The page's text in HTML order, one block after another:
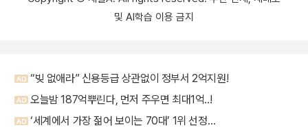
및 AI학습 이용 금지